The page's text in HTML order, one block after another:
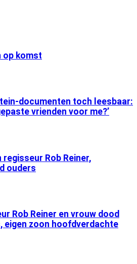
op komst
documenten toch leesbaar:
vrienden voor me?’
regisseur Rob Reiner,
ouders
Rob Reiner en vrouw dood
eigen zoon hoofdverdachte